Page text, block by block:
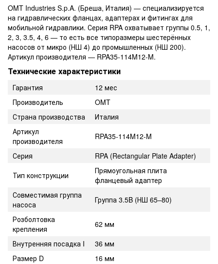
OMT Industries S.p.A. (Бреша, Италия) — специализируется
на гидравлических фланцах, адаптерах и фитингах для
мобильной гидравлики. Серия RPA охватывает группы 0.5, 1,
2, 3, 3.5, 4, 6 — то есть все типоразмеры шестерённых
насосов от микро (НШ 4) до промышленных (НШ 200).
Артикул производителя — RPA35-114M12-M.
Технические характеристики
Гарантия
12 мес
Производитель
OMT
Страна производства
Италия
Артикул
производителя
RPA35-114M12-M
Серия
RPA (Rectangular Plate Adapter)
Тип конструкции
Прямоугольная плита
фланцевый адаптер
Совместимая группа
насоса
Группа 3.5B (НШ 65–80)
Розболтовка
крепления
62 мм
Внутренняя посадка I
36 мм
Размер D
16 мм